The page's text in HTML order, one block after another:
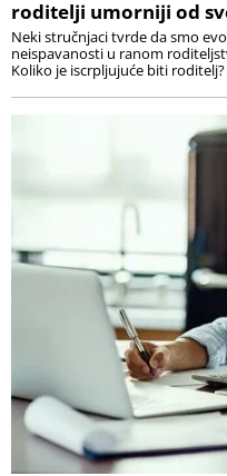
roditelji umorniji od
Neki stručnjaci tvrde da smo
neispavanosti u ranom
Koliko je iscrpljujuće biti roditelj?